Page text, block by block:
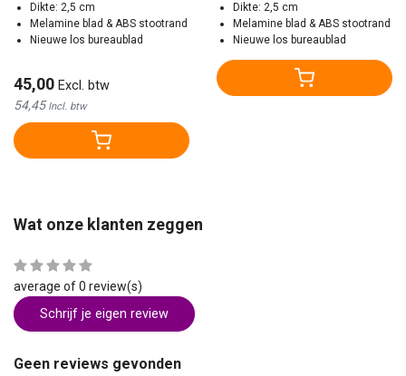
Dikte: 2,5 cm
Melamine blad & ABS stootrand
Nieuwe los bureaublad
45,00 Excl. btw
54,45Incl. btw
Dikte: 2,5 cm
Melamine blad & ABS stootrand
Nieuwe los bureaublad
Wat onze klanten zeggen
average of 0 review(s)
Schrijf je eigen review
Geen reviews gevonden